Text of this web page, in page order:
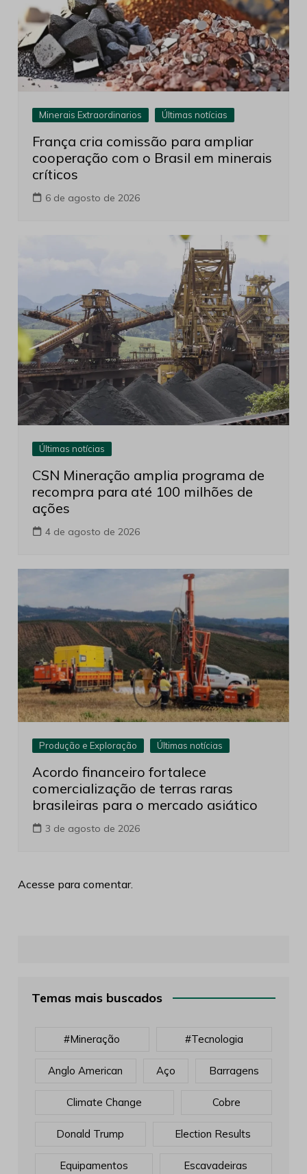
Minerais Extraordinarios Últimas notícias
França cria comissão para ampliar
cooperação com o Brasil em minerais
críticos
6 de agosto de 2026
Últimas notícias
CSN Mineração amplia programa de
recompra para até 100 milhões de
ações
4 de agosto de 2026
Produção e Exploração Últimas notícias
Acordo financeiro fortalece
comercialização de terras raras
brasileiras para o mercado asiático
3 de agosto de 2026
Acesse para comentar.
Temas mais buscados
#mineração #tecnologia
Anglo American Aço Barragens
Climate Change Cobre
Donald Trump Election Results
Equipamentos Escavadeiras